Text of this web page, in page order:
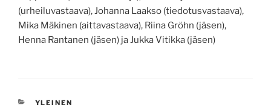
(urheiluvastaava), Johanna Laakso (tiedotusvastaava),
Mika Mäkinen (aittavastaava), Riina Gröhn (jäsen),
Henna Rantanen (jäsen) ja Jukka Vitikka (jäsen)
KATEGORIAT
YLEINEN